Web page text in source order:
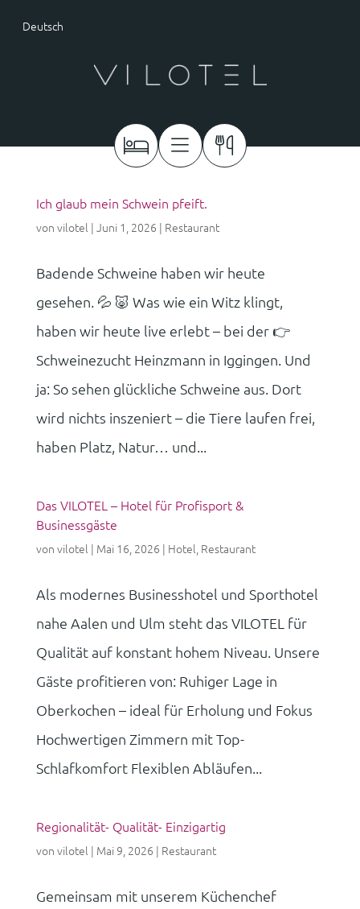
Deutsch
Ich glaub mein Schwein pfeift.
von vilotel | Juni 1, 2026 | Restaurant
Badende Schweine haben wir heute
gesehen. 💦 🐷 Was wie ein Witz klingt,
haben wir heute live erlebt – bei der 👉
Schweinezucht Heinzmann in Iggingen. Und
ja: So sehen glückliche Schweine aus. Dort
wird nichts inszeniert – die Tiere laufen frei,
haben Platz, Natur… und...
Das VILOTEL – Hotel für Profisport &
Businessgäste
von vilotel | Mai 16, 2026 | Hotel Restaurant
Als modernes Businesshotel und Sporthotel
nahe Aalen und Ulm steht das VILOTEL für
Qualität auf konstant hohem Niveau. Unsere
Gäste profitieren von: Ruhiger Lage in
Oberkochen – ideal für Erholung und Fokus
Hochwertigen Zimmern mit Top-
Schlafkomfort Flexiblen Abläufen...
Regionalität- Qualität- Einzigartig
von vilotel | Mai 9, 2026 | Restaurant
Gemeinsam mit unserem Küchenchef